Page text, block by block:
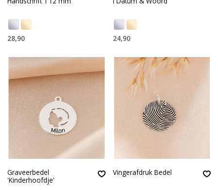
28,90 24,90
Graveerbedel
'Kinderhoofdje'
Vingerafdruk Bedel